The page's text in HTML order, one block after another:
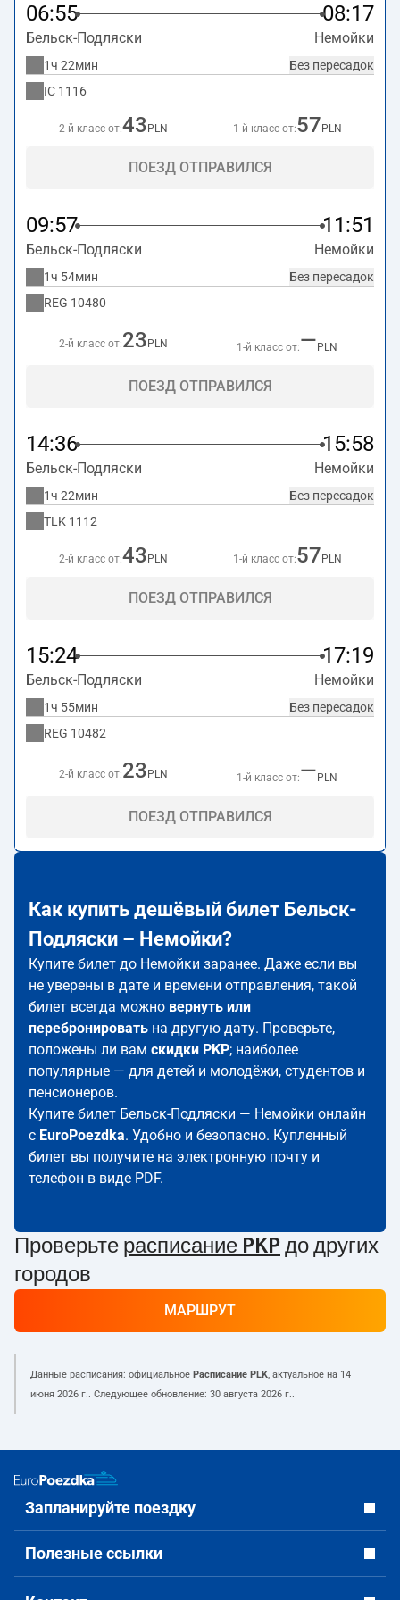
06:55 08:17
Бельск-Подляски Немойки
Без пересадок
1ч 22мин
IC 1116
2-й класс от:43 PLN 1-й класс от:57 PLN
ПОЕЗД ОТПРАВИЛСЯ
09:57 11:51
Бельск-Подляски Немойки
Без пересадок
1ч 54мин
REG 10480
2-й класс от:23 PLN 1-й класс от:— PLN
ПОЕЗД ОТПРАВИЛСЯ
14:36 15:58
Бельск-Подляски Немойки
Без пересадок
1ч 22мин
TLK 1112
2-й класс от:43 PLN 1-й класс от:57 PLN
ПОЕЗД ОТПРАВИЛСЯ
15:24 17:19
Бельск-Подляски Немойки
Без пересадок
1ч 55мин
REG 10482
2-й класс от:23 PLN 1-й класс от:— PLN
ПОЕЗД ОТПРАВИЛСЯ
Как купить дешёвый билет Бельск-
Подляски – Немойки?
Купите билет до Немойки заранее. Даже если вы
не уверены в дате и времени отправления, такой
билет всегда можно вернуть или
перебронировать на другую дату. Проверьте,
положены ли вам скидки PKP; наиболее
популярные — для детей и молодёжи, студентов и
пенсионеров.
Купите билет Бельск-Подляски — Немойки онлайн
с EuroPoezdka. Удобно и безопасно. Купленный
билет вы получите на электронную почту и
телефон в виде PDF.
Проверьте расписание PKP до других
городов
МАРШРУТ
Данные расписания: официальное Расписание PLK, актуальное на 14
июня 2026 г.. Следующее обновление: 30 августа 2026 г..
Запланируйте поездку
Полезные ссылки